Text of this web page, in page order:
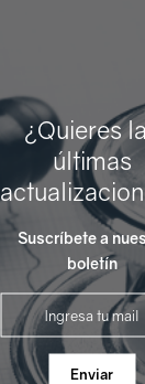
¿Quieres
últimas
Suscríbete a
boletín